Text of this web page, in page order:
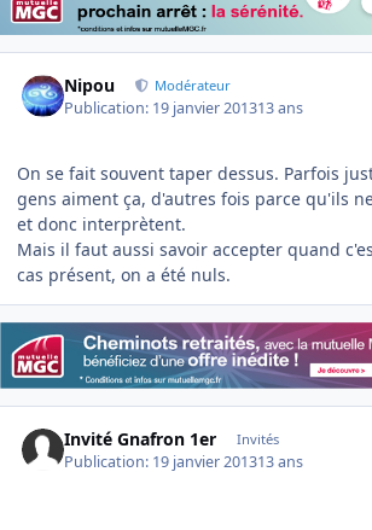
Nipou Modérateur
Publication: 19 janvier 201313 ans
On se fait souvent taper dessus. Parfois
gens aiment ça, d'autres fois parce qu'ils
et donc interprètent.
Mais il faut aussi savoir accepter quand
cas présent, on a été nuls.
Invité Gnafron 1er Invités
Publication: 19 janvier 201313 ans